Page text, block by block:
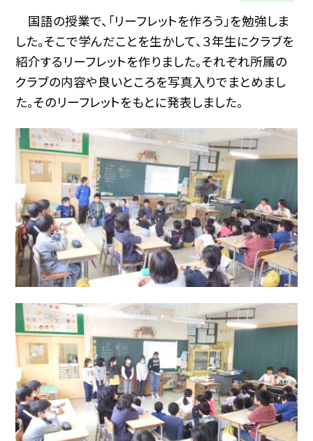
国語の授業で、「リーフレットを作ろう」を勉強しま
した。そこで学んだことを生かして、３年生にクラブを
紹介するリーフレットを作りました。それぞれ所属の
クラブの内容や良いところを写真入りでまとめまし
た。そのリーフレットをもとに発表しました。